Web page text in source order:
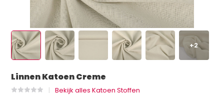
+2
Linnen Katoen Creme
Bekijk alles Katoen Stoffen